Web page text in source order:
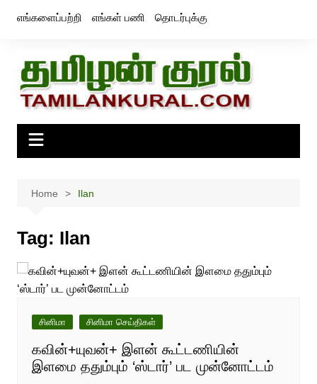
எங்களைப்பற்றி எங்கள் பணி தொடர்புக்கு
Home Ilan
Tag: Ilan
சினிமா சினிமா செய்திகள்
கவின்+யுவன்+ இளன் கூட்டணியின்
இளமை ததும்பும் ‘ஸ்டார்’ பட முன்னோட்டம்